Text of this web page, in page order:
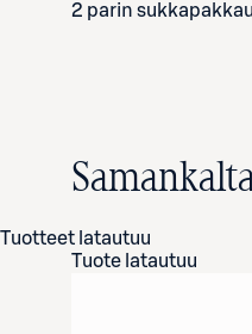
2 parin
Tuotteet latautuu
Tuote latautuu